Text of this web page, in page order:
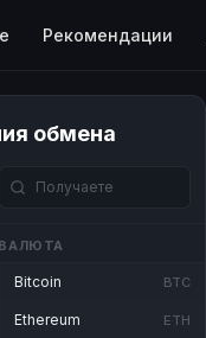
Рекомендации
обмена
Bitcoin BTC
Ethereum ETH